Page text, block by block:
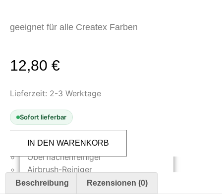
Bearbeitung
Sandstrahlen & Spezialbehandlungen
Schablonen & Templates
Reinigung & Pflege
Oberflächenreiniger
Airbrush-Reiniger
Luftreinigung & Filter
geeignet für alle Createx Farben
12,80 €
Lieferzeit: 2-3 Werktage
Sofort lieferbar
Createx
4020
120
für
geringe
Temperaturen
IN DEN WARENKORB
Beschreibung Rezensionen (0)